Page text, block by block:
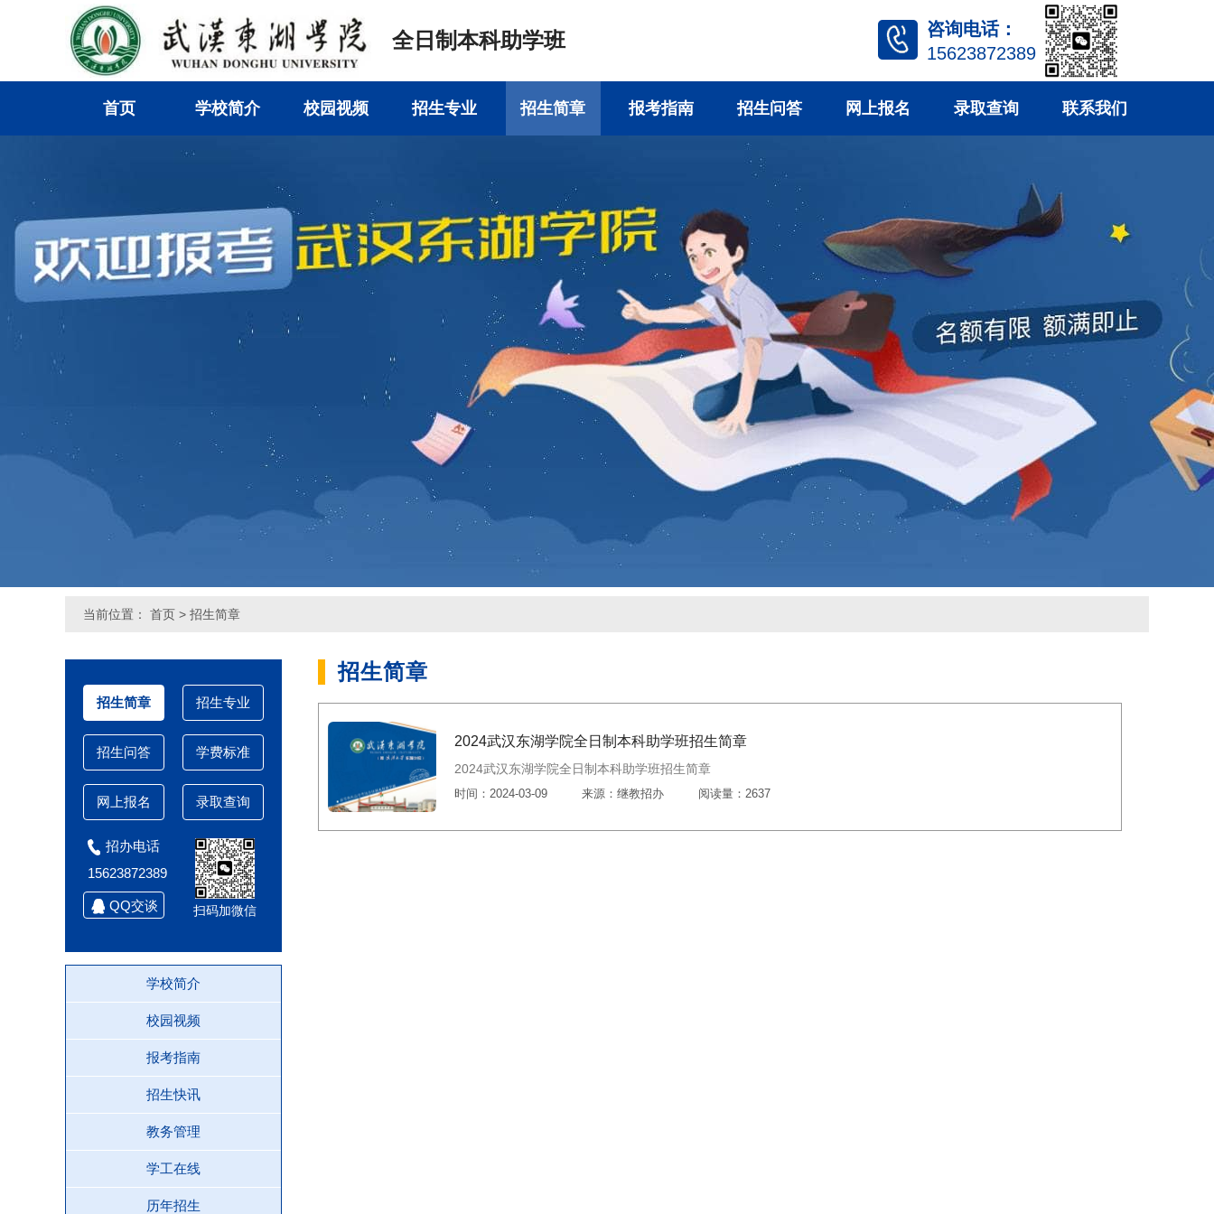
全日制本科助学班
咨询电话：
15623872389
首页 学校简介 校园视频 招生专业 招生简章 报考指南 招生问答 网上报名 录取查询 联系我们
当前位置： 首页 > 招生简章
招生简章 招生专业
招生问答 学费标准
网上报名 录取查询
招办电话
15623872389
QQ交谈 扫码加微信
学校简介
校园视频
报考指南
招生快讯
教务管理
学工在线
历年招生
招生简章
2024武汉东湖学院全日制本科助学班招生简章
2024武汉东湖学院全日制本科助学班招生简章
时间：2024-03-09 来源：继教招办 阅读量：2637